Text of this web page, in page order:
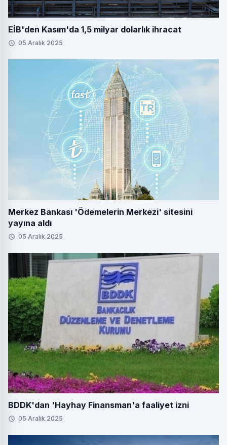
EİB'den Kasım'da 1,5 milyar dolarlık ihracat
05 Aralık 2025
Merkez Bankası 'Ödemelerin Merkezi' sitesini
yayına aldı
05 Aralık 2025
BDDK'dan 'Hayhay Finansman'a faaliyet izni
05 Aralık 2025